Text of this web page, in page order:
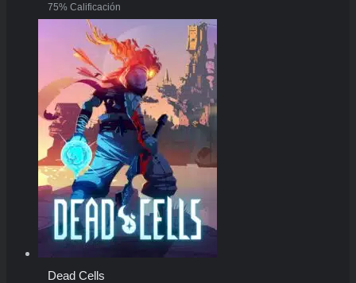
75% Calificación
Dead Cells